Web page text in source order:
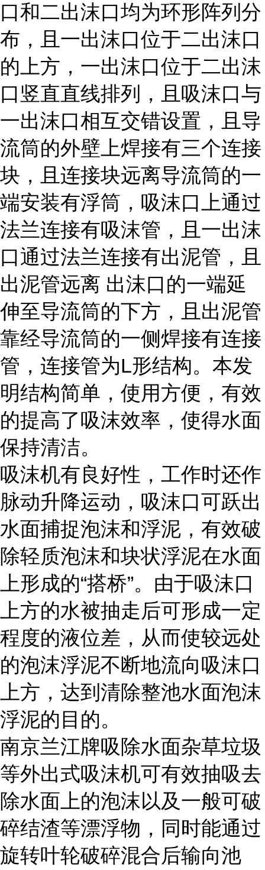
口和二出沫口均为环形阵列分
布，且一出沫口位于二出沫口
的上方，一出沫口位于二出沫
口竖直直线排列，且吸沫口与
一出沫口相互交错设置，且导
流筒的外壁上焊接有三个连接
块，且连接块远离导流筒的一
端安装有浮筒，吸沫口上通过
法兰连接有吸沫管，且一出沫
口通过法兰连接有出泥管，且
出泥管远离 出沫口的一端延
伸至导流筒的下方，且出泥管
靠经导流筒的一侧焊接有连接
管，连接管为L形结构。本发
明结构简单，使用方便，有效
的提高了吸沫效率，使得水面
保持清洁。
吸沫机有良好性，工作时还作
脉动升降运动，吸沫口可跃出
水面捕捉泡沫和浮泥，有效破
除轻质泡沫和块状浮泥在水面
上形成的“搭桥”。由于吸沫口
上方的水被抽走后可形成一定
程度的液位差，从而使较远处
的泡沫浮泥不断地流向吸沫口
上方，达到清除整池水面泡沫
浮泥的目的。
南京兰江牌吸除水面杂草垃圾
等外出式吸沫机可有效抽吸去
除水面上的泡沫以及一般可破
碎结渣等漂浮物，同时能通过
旋转叶轮破碎混合后输向池